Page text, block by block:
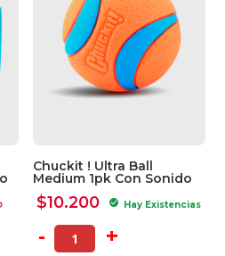
Chuckit ! Ultra Ball
Medium 1pk Con Sonido
$10.200 check_circle Hay Existencias
- +